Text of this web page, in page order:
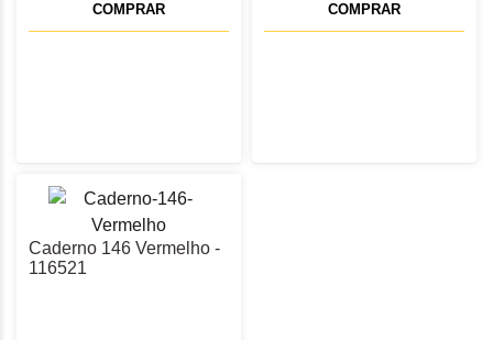
COMPRAR COMPRAR
Caderno 146 Vermelho -
116521